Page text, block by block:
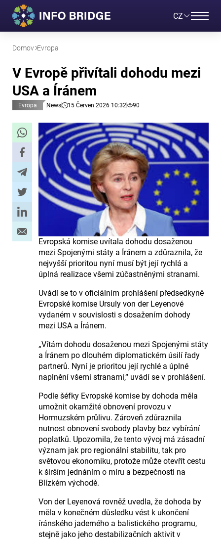
CZ
Domov Evropa
V Evropě přivítali dohodu mezi
USA a Íránem
Evropa News 15 Červen 2026 10:32 90
Evropská komise uvítala dohodu dosaženou
mezi Spojenými státy a Íránem a zdůraznila, že
nejvyšší prioritou nyní musí být její rychlá a
úplná realizace všemi zúčastněnými stranami.
Uvádí se to v oficiálním prohlášení předsedkyně
Evropské komise Ursuly von der Leyenové
vydaném v souvislosti s dosažením dohody
mezi USA a Íránem.
„Vítám dohodu dosaženou mezi Spojenými státy
a Íránem po dlouhém diplomatickém úsilí řady
partnerů. Nyní je prioritou její rychlé a úplné
naplnění všemi stranami,“ uvádí se v prohlášení.
Podle šéfky Evropské komise by dohoda měla
umožnit okamžité obnovení provozu v
Hormuzském průlivu. Zároveň zdůraznila
nutnost obnovení svobody plavby bez vybírání
poplatků. Upozornila, že tento vývoj má zásadní
význam jak pro regionální stabilitu, tak pro
světovou ekonomiku, protože může otevřít cestu
k širším jednáním o míru a bezpečnosti na
Blízkém východě.
Von der Leyenová rovněž uvedla, že dohoda by
měla v konečném důsledku vést k ukončení
íránského jaderného a balistického programu,
stejně jako jeho destabilizačních aktivit v